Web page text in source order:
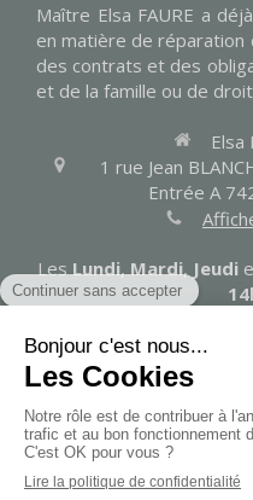
Maître Elsa FAURE a
en matière de
des contrats et des
et de la famille ou de
Elsa
1 rue Jean
Entrée A
LesLundi,Mardi, Jeudi
Contacter Maître FAURE